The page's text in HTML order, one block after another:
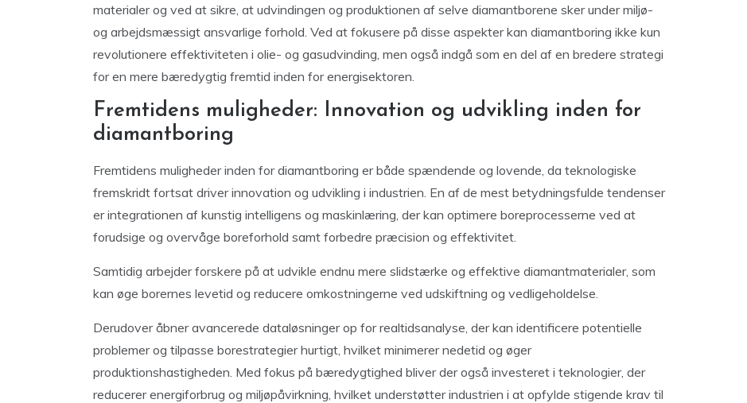
materialer og ved at sikre, at udvindingen og produktionen af selve diamantborene sker under miljø-
og arbejdsmæssigt ansvarlige forhold. Ved at fokusere på disse aspekter kan diamantboring ikke kun
revolutionere effektiviteten i olie- og gasudvinding, men også indgå som en del af en bredere strategi
for en mere bæredygtig fremtid inden for energisektoren.
Fremtidens muligheder: Innovation og udvikling inden for
diamantboring
Fremtidens muligheder inden for diamantboring er både spændende og lovende, da teknologiske
fremskridt fortsat driver innovation og udvikling i industrien. En af de mest betydningsfulde tendenser
er integrationen af kunstig intelligens og maskinlæring, der kan optimere boreprocesserne ved at
forudsige og overvåge boreforhold samt forbedre præcision og effektivitet.
Samtidig arbejder forskere på at udvikle endnu mere slidstærke og effektive diamantmaterialer, som
kan øge borernes levetid og reducere omkostningerne ved udskiftning og vedligeholdelse.
Derudover åbner avancerede dataløsninger op for realtidsanalyse, der kan identificere potentielle
problemer og tilpasse borestrategier hurtigt, hvilket minimerer nedetid og øger
produktionshastigheden. Med fokus på bæredygtighed bliver der også investeret i teknologier, der
reducerer energiforbrug og miljøpåvirkning, hvilket understøtter industrien i at opfylde stigende krav til